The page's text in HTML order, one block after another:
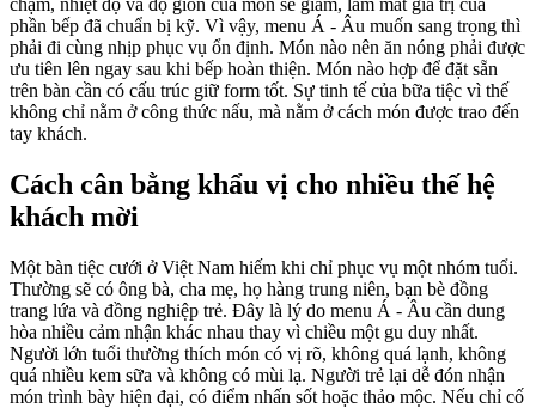
chậm, nhiệt độ và độ giòn của món sẽ giảm, làm mất giá trị của
phần bếp đã chuẩn bị kỹ. Vì vậy, menu Á - Âu muốn sang trọng thì
phải đi cùng nhịp phục vụ ổn định. Món nào nên ăn nóng phải được
ưu tiên lên ngay sau khi bếp hoàn thiện. Món nào hợp để đặt sẵn
trên bàn cần có cấu trúc giữ form tốt. Sự tinh tế của bữa tiệc vì thế
không chỉ nằm ở công thức nấu, mà nằm ở cách món được trao đến
tay khách.
Cách cân bằng khẩu vị cho nhiều thế hệ
khách mời
Một bàn tiệc cưới ở Việt Nam hiếm khi chỉ phục vụ một nhóm tuổi.
Thường sẽ có ông bà, cha mẹ, họ hàng trung niên, bạn bè đồng
trang lứa và đồng nghiệp trẻ. Đây là lý do menu Á - Âu cần dung
hòa nhiều cảm nhận khác nhau thay vì chiều một gu duy nhất.
Người lớn tuổi thường thích món có vị rõ, không quá lạnh, không
quá nhiều kem sữa và không có mùi lạ. Người trẻ lại dễ đón nhận
món trình bày hiện đại, có điểm nhấn sốt hoặc thảo mộc. Nếu chỉ cố